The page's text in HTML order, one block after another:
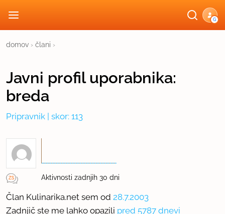
G
domov › člani ›
Javni profiluporabnika:
breda
Pripravnik | skor: 113
Aktivnosti zadnjih 30 dni
Član Kulinarika.net sem od 28.7.2003
Zadnjič ste me lahko opazili pred 5787 dnevi